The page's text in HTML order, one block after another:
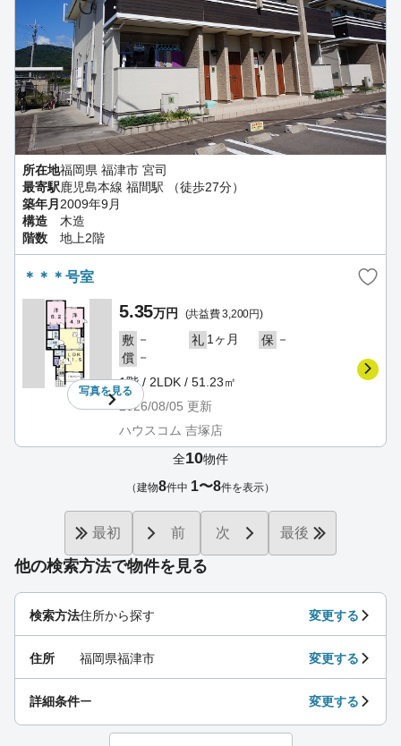
所在地福岡県 福津市 宮司
最寄駅鹿児島本線 福間駅 （徒歩27分）
築年月 2009年9月
構造
木造
階数
地上2階
＊＊＊号室
写真を見る
5.35万円 (共益費 3,200円)
敷 － 礼 1ヶ月 保 －
償 －
1階 / 2LDK / 51.23㎡
2026/08/05 更新
ハウスコム 吉塚店
他の検索方法で物件を見る
検索方法住所から探す 変更する
住所 福岡県福津市 変更する
詳細条件ー 変更する
全10物件
（建物8件中 1〜8件を表示）
最初 前 次 最後